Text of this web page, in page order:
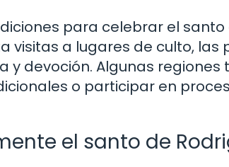
para celebrar el santo
visitas a lugares de culto, las
y devoción. Algunas
o participar en
el santo de